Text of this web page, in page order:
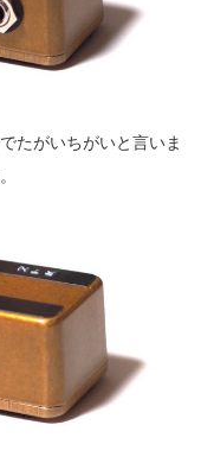
たがいちがいと言いま